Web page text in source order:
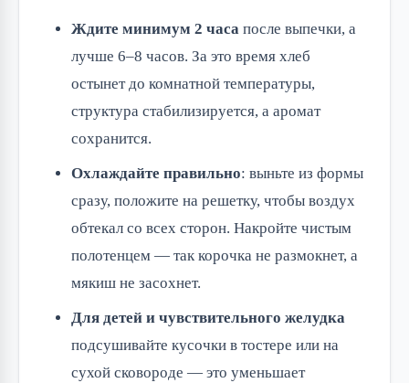
Ждите минимум 2 часа после выпечки, а
лучше 6–8 часов. За это время хлеб
остынет до комнатной температуры,
структура стабилизируется, а аромат
сохранится.
Охлаждайте правильно: выньте из формы
сразу, положите на решетку, чтобы воздух
обтекал со всех сторон. Накройте чистым
полотенцем — так корочка не размокнет, а
мякиш не засохнет.
Для детей и чувствительного желудка
подсушивайте кусочки в тостере или на
сухой сковороде — это уменьшает